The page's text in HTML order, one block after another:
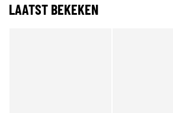
LAATST BEKEKEN